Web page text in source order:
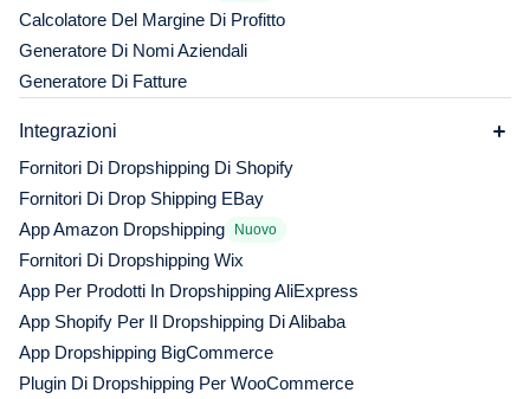
Calcolatore Del Margine Di Profitto
Generatore Di Nomi Aziendali
Generatore Di Fatture
Integrazioni
Fornitori Di Dropshipping Di Shopify
Fornitori Di Drop Shipping EBay
App Amazon Dropshipping
Nuovo
Fornitori Di Dropshipping Wix
App Per Prodotti In Dropshipping AliExpress
App Shopify Per Il Dropshipping Di Alibaba
App Dropshipping BigCommerce
Plugin Di Dropshipping Per WooCommerce